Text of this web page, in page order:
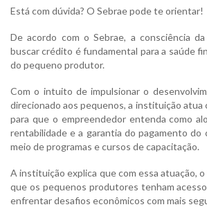
Está com dúvida? O Sebrae pode te orientar!
De acordo com o Sebrae, a consciência
buscar crédito é fundamental para a saúde
do pequeno produtor.
Com o intuito de impulsionar o
direcionado aos pequenos, a instituição atua
para que o empreendedor entenda como
rentabilidade e a garantia do pagamento
meio de programas e cursos de capacitação.
A instituição explica que com essa atuação, o
que os pequenos produtores tenham
enfrentar desafios econômicos com mais